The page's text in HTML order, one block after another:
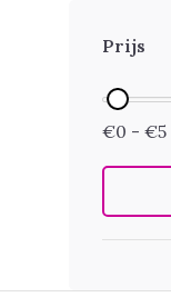
Prijs
€0 - €5